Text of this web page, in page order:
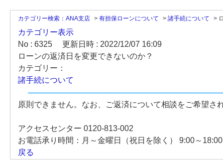
カテゴリー検索：ANA支店 > 有担保ローンについて > 諸手続について >
カテゴリー表示
No : 6325
更新日時 : 2022/12/07 16:09
ローンの返済日を変更できないのか？
カテゴリー：
諸手続について
原則できません。なお、ご返済について相談をご希望
アクセスセンター 0120-813-002
お電話承り時間：月～金曜日（祝日を除く） 9:00～
戻る